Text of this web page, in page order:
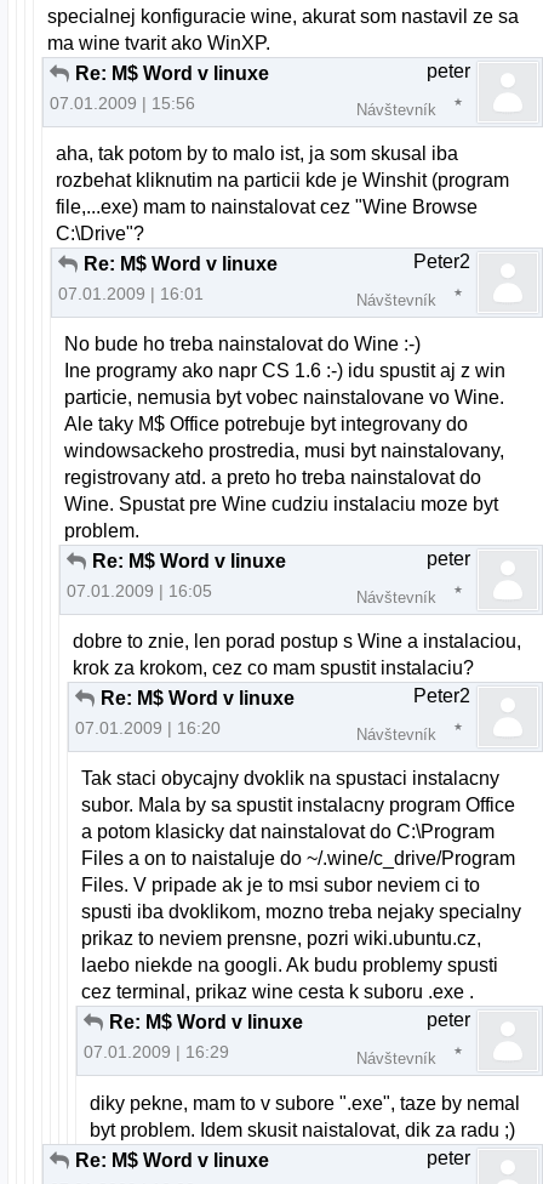
specialnej konfiguracie wine, akurat som nastavil ze sa
ma wine tvarit ako WinXP.
Re: M$ Word v linuxe
07.01.2009 | 15:56
peter
Návštevník
aha, tak potom by to malo ist, ja som skusal iba
rozbehat kliknutim na particii kde je Winshit (program
file,...exe) mam to nainstalovat cez "Wine Browse
C:\Drive"?
Re: M$ Word v linuxe
07.01.2009 | 16:01
Peter2
Návštevník
No bude ho treba nainstalovat do Wine :-)
Ine programy ako napr CS 1.6 :-) idu spustit aj z win
particie, nemusia byt vobec nainstalovane vo Wine.
Ale taky M$ Office potrebuje byt integrovany do
windowsackeho prostredia, musi byt nainstalovany,
registrovany atd. a preto ho treba nainstalovat do
Wine. Spustat pre Wine cudziu instalaciu moze byt
problem.
Re: M$ Word v linuxe
07.01.2009 | 16:05
peter
Návštevník
dobre to znie, len porad postup s Wine a instalaciou,
krok za krokom, cez co mam spustit instalaciu?
Re: M$ Word v linuxe
07.01.2009 | 16:20
Peter2
Návštevník
Tak staci obycajny dvoklik na spustaci instalacny
subor. Mala by sa spustit instalacny program Office
a potom klasicky dat nainstalovat do C:\Program
Files a on to naistaluje do ~/.wine/c_drive/Program
Files. V pripade ak je to msi subor neviem ci to
spusti iba dvoklikom, mozno treba nejaky specialny
prikaz to neviem prensne, pozri wiki.ubuntu.cz,
laebo niekde na googli. Ak budu problemy spusti
cez terminal, prikaz wine cesta k suboru .exe .
Re: M$ Word v linuxe
07.01.2009 | 16:29
peter
Návštevník
diky pekne, mam to v subore ".exe", taze by nemal
byt problem. Idem skusit naistalovat, dik za radu ;)
Re: M$ Word v linuxe
peter